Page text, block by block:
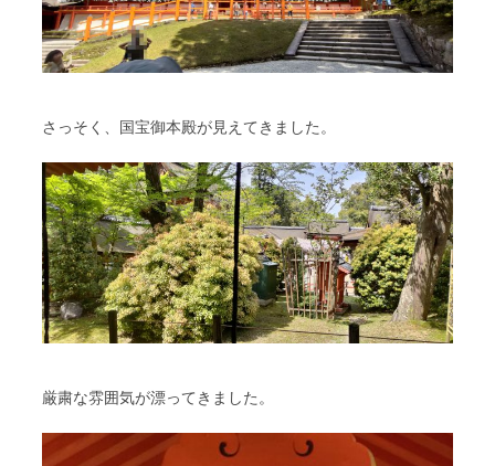
さっそく、国宝御本殿が見えてきました。
厳粛な雰囲気が漂ってきました。